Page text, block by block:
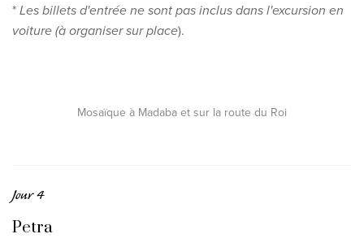
*Les billets d'entrée ne sont pas inclus dans l'excursion en
voiture (à organiser sur place).
Mosaïque à Madaba et sur la route du Roi
Jour 4
Petra